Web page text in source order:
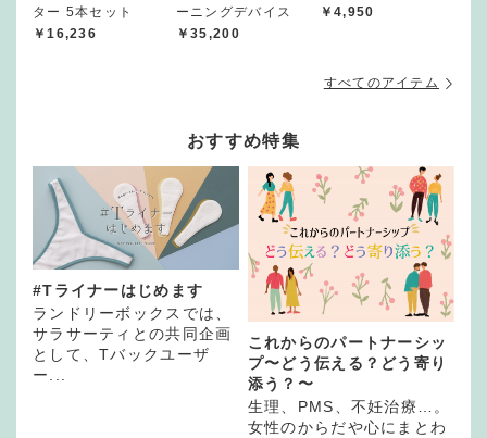
ター 5本セット
￥16,236
ーニングデバイス
￥35,200
￥4,950
すべてのアイテム
おすすめ特集
#Tライナーはじめます
ランドリーボックスでは、
サラサーティとの共同企画
として、Tバックユーザ
ー...
これからのパートナーシッ
プ〜どう伝える？どう寄り
添う？〜
生理、PMS、不妊治療…。
女性のからだや心にまとわ